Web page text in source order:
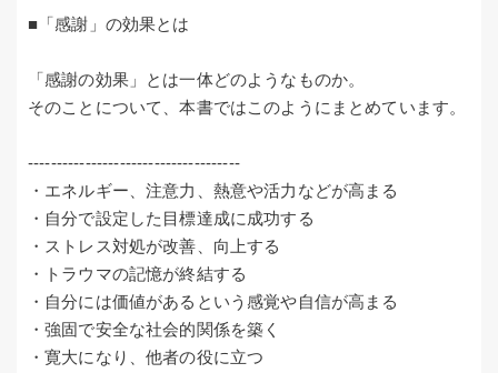
■「感謝」の効果とは
「感謝の効果」とは一体どのようなものか。
そのことについて、本書ではこのようにまとめています。
-------------------------------------
・エネルギー、注意力、熱意や活力などが高まる
・自分で設定した目標達成に成功する
・ストレス対処が改善、向上する
・トラウマの記憶が終結する
・自分には価値があるという感覚や自信が高まる
・強固で安全な社会的関係を築く
・寛大になり、他者の役に立つ